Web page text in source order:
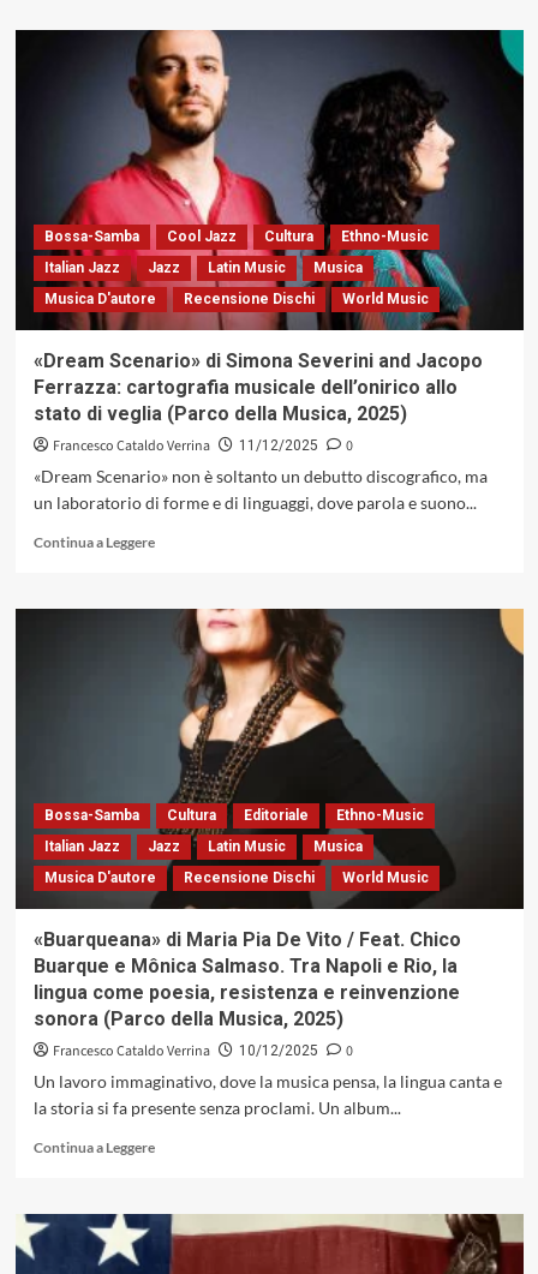
su
«Haf»
di
Carwyn
Ellis
Rio
18:
una
cartografia
sonora
tra
Atlantico
Bossa-Samba Cool Jazz Cultura
Ethno-Music
Italian Jazz
Jazz Latin Music
Musica
Musica D'autore
Recensione Dischi World Music
«Dream Scenario» di Simona Severini and Jacopo
Ferrazza: cartografia musicale dell’onirico allo
stato di veglia (Parco della Musica, 2025)
Francesco Cataldo Verrina 11/12/2025
0
«Dream Scenario» non è soltanto un debutto discografico, ma
un laboratorio di forme e di linguaggi, dove parola e suono...
Continua a LeggereLeggi
su
«Dream
Scenario»
Simona
Severini
Jacopo
Ferrazza:
cartografia
musicale
dell’onirico
allo
stato
veglia
(Parco
della
Musica,
2025)
Bossa-Samba Cultura Editoriale
Ethno-Music
Italian Jazz
Jazz Latin Music
Musica
Musica D'autore
Recensione Dischi World Music
«Buarqueana» di Maria Pia De Vito / Feat. Chico
Buarque e Mônica Salmaso. Tra Napoli e Rio, la
lingua come poesia, resistenza e reinvenzione
sonora (Parco della Musica, 2025)
Francesco Cataldo Verrina 10/12/2025
0
Un lavoro immaginativo, dove la musica pensa, la lingua canta e
la storia si fa presente senza proclami. Un album...
Continua a LeggereLeggi
su
«Buarqueana»